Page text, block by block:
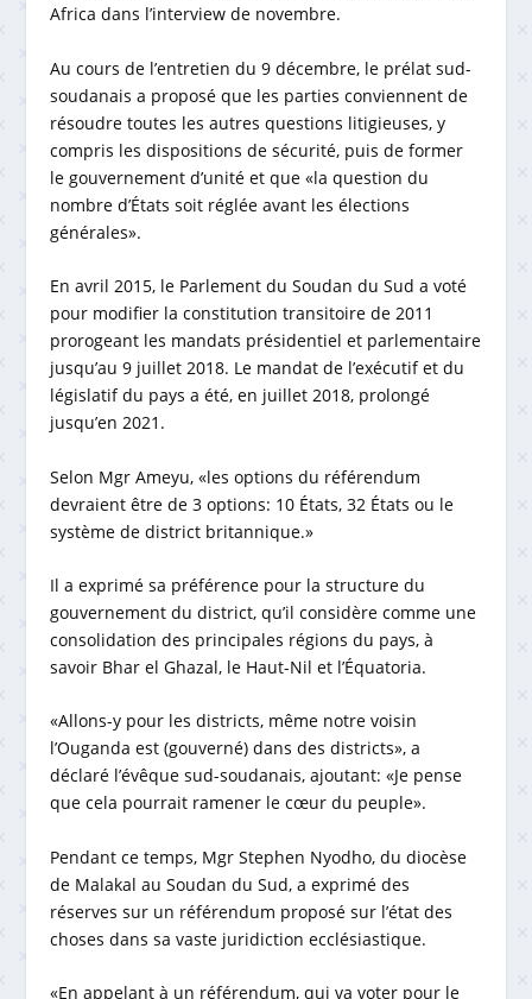
Africa dans l’interview de novembre.
Au cours de l’entretien du 9 décembre, le prélat sud-
soudanais a proposé que les parties conviennent de
résoudre toutes les autres questions litigieuses, y
compris les dispositions de sécurité, puis de former
le gouvernement d’unité et que «la question du
nombre d’États soit réglée avant les élections
générales».
En avril 2015, le Parlement du Soudan du Sud a voté
pour modifier la constitution transitoire de 2011
prorogeant les mandats présidentiel et parlementaire
jusqu’au 9 juillet 2018. Le mandat de l’exécutif et du
législatif du pays a été, en juillet 2018, prolongé
jusqu’en 2021.
Selon Mgr Ameyu, «les options du référendum
devraient être de 3 options: 10 États, 32 États ou le
système de district britannique.»
Il a exprimé sa préférence pour la structure du
gouvernement du district, qu’il considère comme une
consolidation des principales régions du pays, à
savoir Bhar el Ghazal, le Haut-Nil et l’Équatoria.
«Allons-y pour les districts, même notre voisin
l’Ouganda est (gouverné) dans des districts», a
déclaré l’évêque sud-soudanais, ajoutant: «Je pense
que cela pourrait ramener le cœur du peuple».
Pendant ce temps, Mgr Stephen Nyodho, du diocèse
de Malakal au Soudan du Sud, a exprimé des
réserves sur un référendum proposé sur l’état des
choses dans sa vaste juridiction ecclésiastique.
«En appelant à un référendum, qui va voter pour le